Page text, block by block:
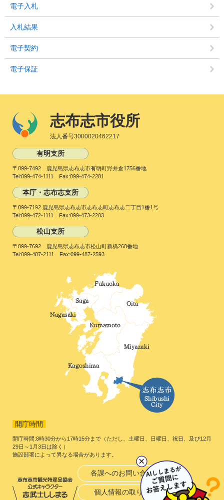
電子入札
入札結果
電子契約
電子保証
志布志市役所
法人番号3000020462217
有明支所
〒899-7492 鹿児島県志布志市有明町野井倉1756番地
Tel:099-474-1111 Fax:099-474-2281
本庁・志布志支所
〒899-7192 鹿児島県志布志市志布志町志布志二丁目1番1号
Tel:099-472-1111 Fax:099-473-2203
松山支所
〒899-7692 鹿児島県志布志市松山町新橋268番地
Tel:099-487-2111 Fax:099-487-2593
開庁時間
開庁時間:8時30分から17時15分まで（ただし、土曜日、日曜日、祝日、及び12月
29日～1月3日は除く）
施設部署によって異なる場合があります。
各課へのお問い合わせ
個人情報の取り扱い